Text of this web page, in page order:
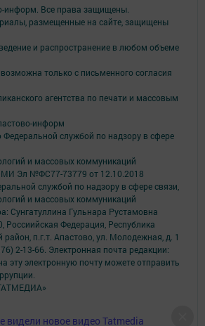
видели новое видео Tatmedia
информ. Все права защищены.
размещенные на сайте, защищены
и распространение в любом объеме
только с письменного согласия
агентства по печати и массовым
информ
службой по надзору в сфере
и массовых коммуникаций
Эл №ФС77-73779 от 12.10.2018
службой по надзору в сфере связи,
и массовых коммуникаций
Сунгатуллина Гульнара Рустамовна
Россиийская Федерация, Республика
район, п.г.т. Апастово, ул. Молодежная, д. 1
2-13-66. Электронная почта редакции:
эту электронную почту можете отправить